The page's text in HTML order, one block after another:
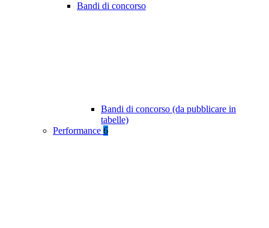
Bandi di concorso
Bandi di concorso (da pubblicare in
tabelle)
Performance 6